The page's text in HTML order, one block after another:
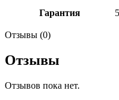
Гарантия
Отзывы (0)
Отзывы
Отзывов пока нет.